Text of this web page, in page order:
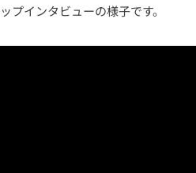
ップインタビューの様子です。